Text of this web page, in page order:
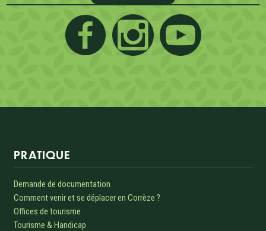
PRATIQUE
Demande de documentation
Comment venir et se déplacer en Corrèze ?
Offices de tourisme
Tourisme & Handicap